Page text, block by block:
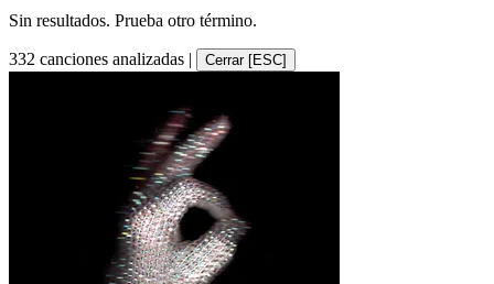
Sin resultados. Prueba otro término.
332 canciones analizadas | Cerrar [ESC]